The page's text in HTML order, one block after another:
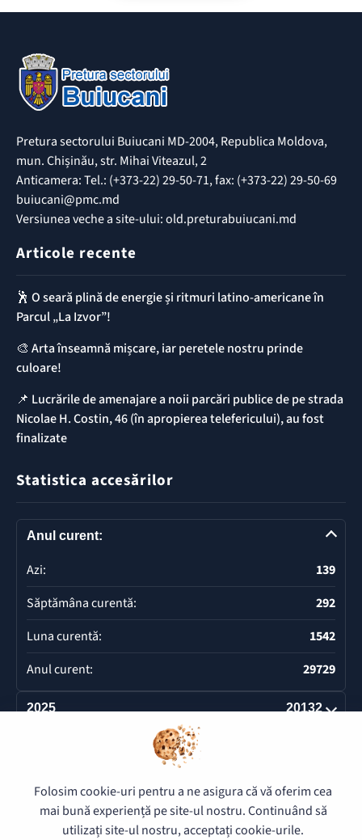
Pretura sectorului Buiucani MD-2004, Republica Moldova,
mun. Chișinău, str. Mihai Viteazul, 2
Anticamera: Tel.: (+373-22) 29-50-71, fax: (+373-22) 29-50-69
buiucani@pmc.md
Versiunea veche a site-ului: old.preturabuiucani.md
Articole recente
🕺 O seară plină de energie și ritmuri latino-americane în
Parcul „La Izvor”!
🎨 Arta înseamnă mișcare, iar peretele nostru prinde
culoare!
📌 ​Lucrările de amenajare a noii parcări publice de pe strada
Nicolae H. Costin, 46 (în apropierea telefericului), au fost
finalizate
Statistica accesărilor
Anul curent:
Azi:
139
Săptămâna curentă:
292
Luna curentă:
1542
Anul curent:
29729
2025 20132
Deschide
© 2026 Pretura Buiucani - Toate drepturile rezervate.
Folosim cookie-uri pentru a ne asigura că vă oferim cea
mai bună experiență pe site-ul nostru. Continuând să
utilizați site-ul nostru, acceptați cookie-urile.